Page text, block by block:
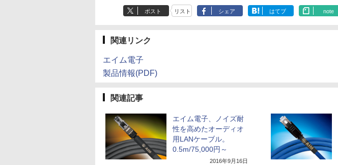
ポスト リスト シェア はてブ note
関連リンク
エイム電子
製品情報(PDF)
関連記事
エイム電子、ノイズ耐
性を高めたオーディオ
用LANケーブル。
0.5m/75,000円～
2016年9月16日